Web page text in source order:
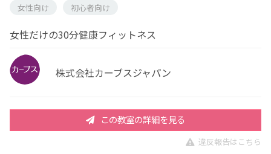
女性向け
初心者向け
女性だけの30分健康フィットネス
株式会社カーブスジャパン
この教室の詳細を見る
違反報告はこちら